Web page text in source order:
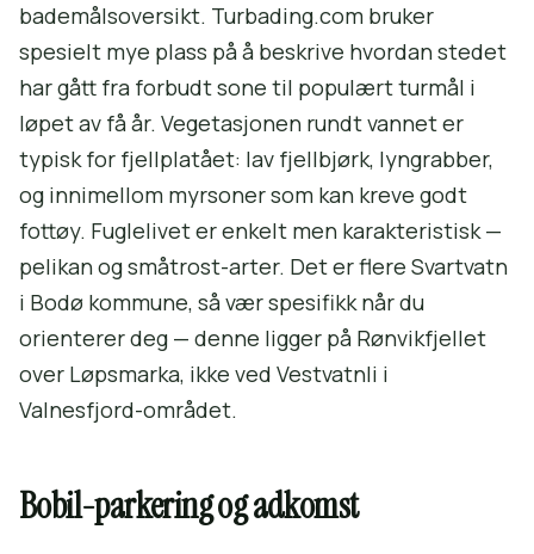
bademålsoversikt. Turbading.com bruker
spesielt mye plass på å beskrive hvordan stedet
har gått fra forbudt sone til populært turmål i
løpet av få år. Vegetasjonen rundt vannet er
typisk for fjellplatået: lav fjellbjørk, lyngrabber,
og innimellom myrsoner som kan kreve godt
fottøy. Fuglelivet er enkelt men karakteristisk —
pelikan og småtrost-arter. Det er flere Svartvatn
i Bodø kommune, så vær spesifikk når du
orienterer deg — denne ligger på Rønvikfjellet
over Løpsmarka, ikke ved Vestvatnli i
Valnesfjord-området.
Bobil-parkering og adkomst